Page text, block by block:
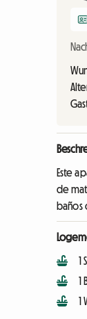
Este
de
baños
1
1
1